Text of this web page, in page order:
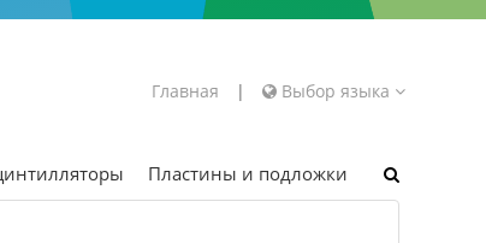
Главная | Выбор языка
Пластины и подложки